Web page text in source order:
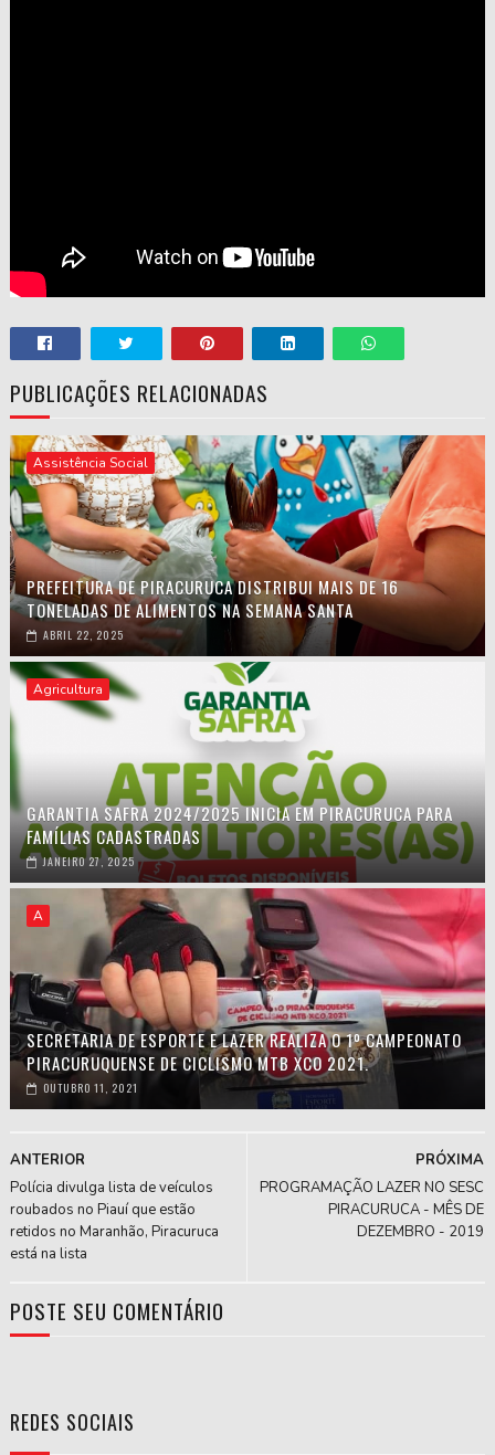
PUBLICAÇÕES RELACIONADAS
Assistência Social
PREFEITURA DE PIRACURUCA DISTRIBUI MAIS DE 16
TONELADAS DE ALIMENTOS NA SEMANA SANTA
ABRIL 22, 2025
Agricultura
GARANTIA SAFRA 2024/2025 INICIA EM PIRACURUCA PARA
FAMÍLIAS CADASTRADAS
JANEIRO 27, 2025
A
SECRETARIA DE ESPORTE E LAZER REALIZA O 1º CAMPEONATO
PIRACURUQUENSE DE CICLISMO MTB XCO 2021.
OUTUBRO 11, 2021
PRÓXIMA
PROGRAMAÇÃO LAZER NO SESC
PIRACURUCA - MÊS DE
DEZEMBRO - 2019
ANTERIOR
Polícia divulga lista de veículos
roubados no Piauí que estão
retidos no Maranhão, Piracuruca
está na lista
POSTE SEU COMENTÁRIO
REDES SOCIAIS